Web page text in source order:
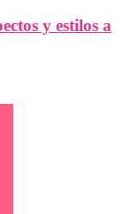
y estilos a